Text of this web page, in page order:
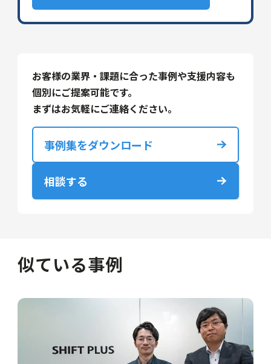
お客様の業界・課題に合った事例や支援内容も
個別にご提案可能です。
まずはお気軽にご連絡ください。
事例集をダウンロード
相談する
似ている事例